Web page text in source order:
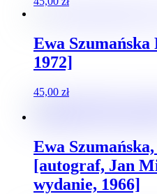
Ewa
1972]
45,00 zł
Ewa
[autograf, Jan
wydanie, 1966]